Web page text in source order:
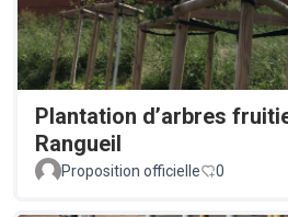
Plantation d’arbres
Rangueil
Proposition officielle 0